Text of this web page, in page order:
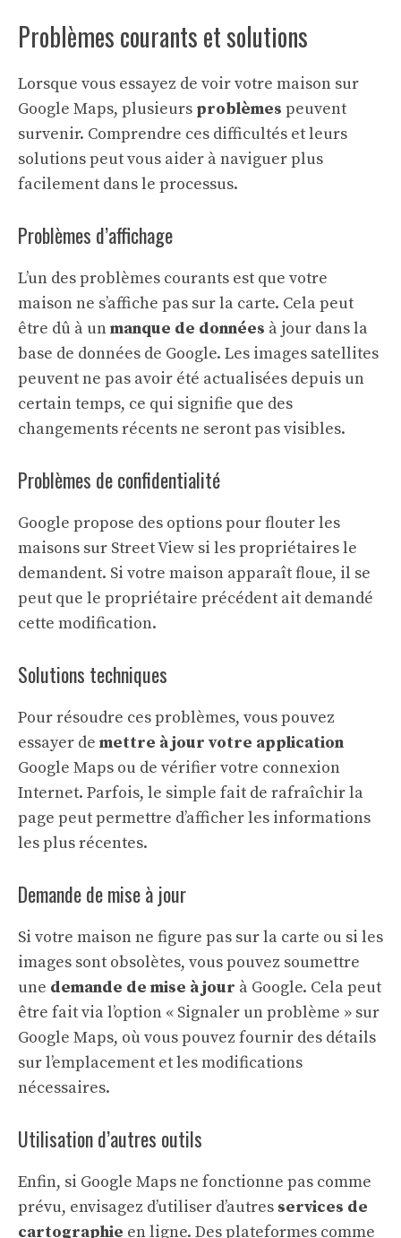
Problèmes courants et solutions
Lorsque vous essayez de voirvotre maison sur
Google Maps, plusieurs problèmes peuvent
survenir. Comprendre ces difficultés et leurs
solutions peut vous aider à naviguer plus
facilement dans le processus.
Problèmes d’affichage
L’un des problèmes courants est que votre
maison ne s’affiche pas sur la carte. Cela peut
être dû à unmanque de données à jour dans la
base de données de Google. Les images satellites
peuvent ne pas avoir été actualisées depuis un
certain temps, ce qui signifie que des
changements récents ne seront pas visibles.
Problèmes de confidentialité
Google propose des options pour flouter les
maisons sur Street View si les propriétaires le
demandent. Si votre maison apparaît floue, il se
peut que le propriétaire précédent ait demandé
cette modification.
Solutions techniques
Pour résoudre ces problèmes, vous pouvez
essayer de mettre à jour votre application
Google Maps ou de vérifier votre connexion
Internet. Parfois, le simple fait de rafraîchir la
page peut permettre d’afficher les informations
les plus récentes.
Demande de mise à jour
Si votre maison ne figure pas sur la carte ou si les
images sont obsolètes, vous pouvez soumettre
une demande de mise à jour à Google. Cela peut
être fait via l’option « Signaler un problème » sur
Google Maps, où vous pouvez fournir des détails
sur l’emplacement et les modifications
nécessaires.
Utilisation d’autres outils
Enfin, si Google Maps ne fonctionne pas comme
prévu, envisagez d’utiliser d’autres services de
cartographie en ligne. Des plateformes comme